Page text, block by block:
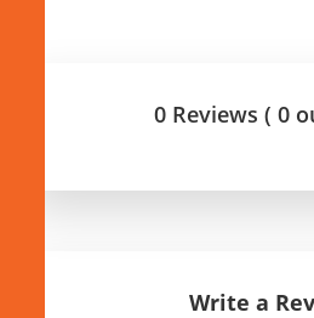
0 Reviews ( 0
Write a